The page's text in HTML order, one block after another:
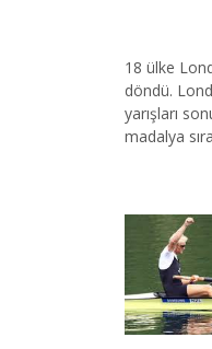
18 ülke
döndü.
yarışları
madalya